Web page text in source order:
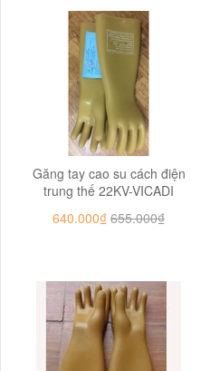
Găng tay cao su cách điện
trung thế 22KV-VICADI
640.000₫ 655.000₫